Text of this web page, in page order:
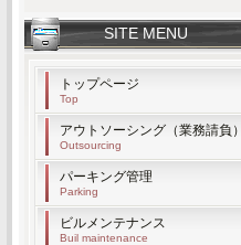
SITE MENU
トップページ
Top
アウトソーシング（業務請負）
Outsourcing
パーキング管理
Parking
ビルメンテナンス
Buil maintenance